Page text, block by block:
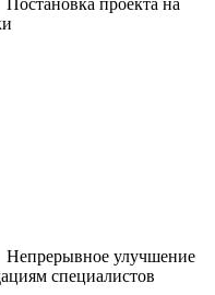
Непрерывное улучшение
специалистов